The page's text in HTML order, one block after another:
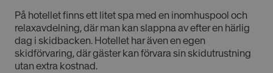
På hotellet finns ett litet spa med en inomhuspool och
relaxavdelning, där man kan slappna av efter en härlig
dag i skidbacken. Hotellet har även en egen
skidförvaring, där gäster kan förvara sin skidutrustning
utan extra kostnad.